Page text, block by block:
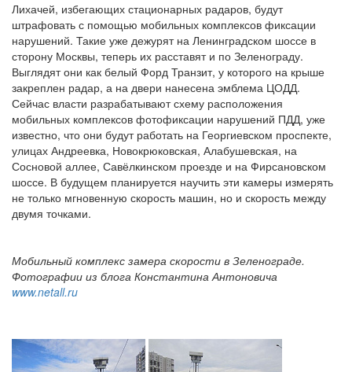
Лихачей, избегающих стационарных радаров, будут
штрафовать с помощью мобильных комплексов фиксации
нарушений. Такие уже дежурят на Ленинградском шоссе в
сторону Москвы, теперь их расставят и по Зеленограду.
Выглядят они как белый Форд Транзит, у которого на крыше
закреплен радар, а на двери нанесена эмблема ЦОДД.
Сейчас власти разрабатывают схему расположения
мобильных комплексов фотофиксации нарушений ПДД, уже
известно, что они будут работать на Георгиевском проспекте,
улицах Андреевка, Новокрюковская, Алабушевская, на
Сосновой аллее, Савёлкинском проезде и на Фирсановском
шоссе. В будущем планируется научить эти камеры измерять
не только мгновенную скорость машин, но и скорость между
двумя точками.
Мобильный комплекс замера скорости в Зеленограде.
Фотографии из блога Константина Антоновича
www.netall.ru